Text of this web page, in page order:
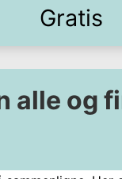
Gratis
strøm
Sparetips
alle og